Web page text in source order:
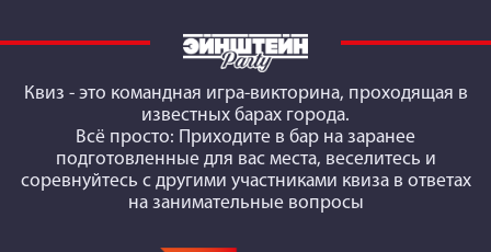
Квиз - это командная игра-викторина, проходящая в
известных барах города.
Всё просто: Приходите в бар на заранее
подготовленные для вас места, веселитесь и
соревнуйтесь с другими участниками квиза в ответах
на занимательные вопросы